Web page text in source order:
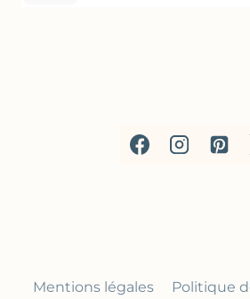
Mentions légales Politique